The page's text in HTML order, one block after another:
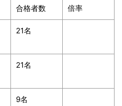
合格者数 倍率
21名
21名
9名